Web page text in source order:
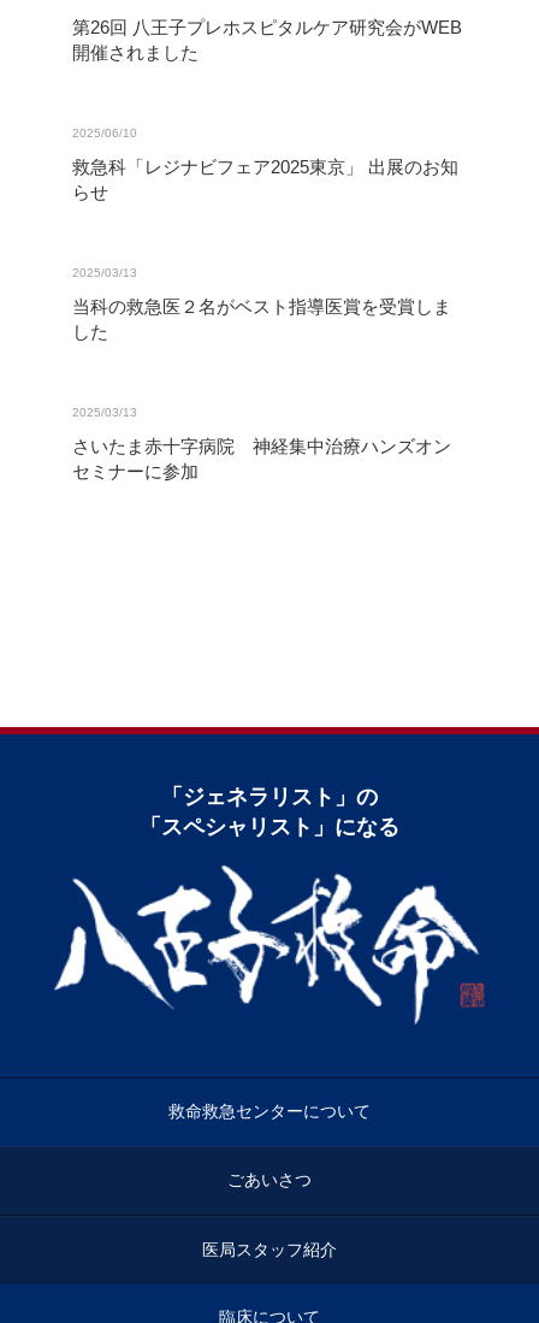
第26回 八王子プレホスピタルケア研究会がWEB
開催されました
2025/06/10
救急科「レジナビフェア2025東京」 出展のお知
らせ
2025/03/13
当科の救急医２名がベスト指導医賞を受賞しま
した
2025/03/13
さいたま赤十字病院 神経集中治療ハンズオン
セミナーに参加
「ジェネラリスト」の
「スペシャリスト」になる
救命救急センターについて
ごあいさつ
医局スタッフ紹介
臨床について